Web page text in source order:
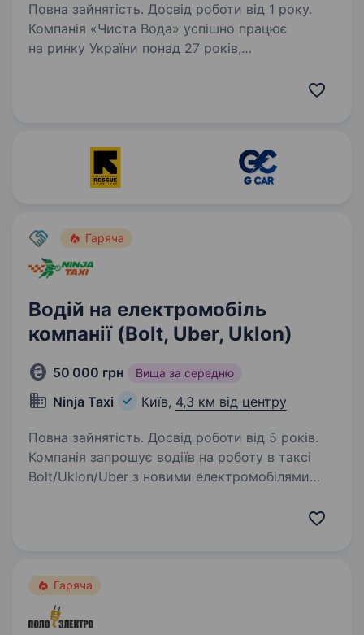
Повна зайнятість. Досвід роботи від 1 року.
Компанія «Чиста Вода» успішно працює
на ринку України понад 27 років,
Гаряча
Водій на електромобіль
компанії (Bolt, Uber, Uklon)
50 000 грн Вища за середню
Ninja Taxi Київ, 4,3 км від центру
Повна зайнятість. Досвід роботи від 5 років.
Компанія запрошує водіїв на роботу в таксі
Bolt/Uklon/Uber з новими електромобілями
Гаряча